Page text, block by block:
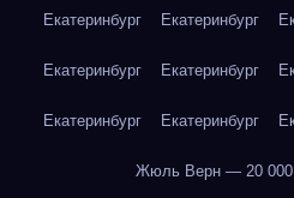
Екатеринбург Екатеринбург
Екатеринбург Екатеринбург
Екатеринбург Екатеринбург
Жюль Верн — 20 000